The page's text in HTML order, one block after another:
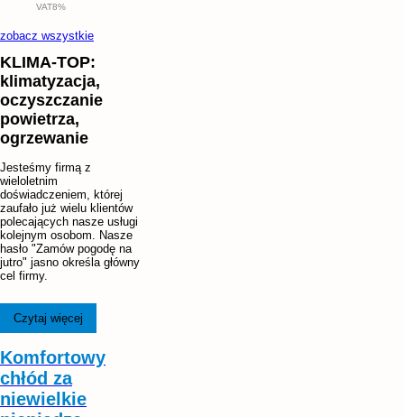
VAT8%
zobacz wszystkie
KLIMA-TOP:
klimatyzacja,
oczyszczanie
powietrza,
ogrzewanie
Jesteśmy firmą z
wieloletnim
doświadczeniem, której
zaufało już wielu klientów
polecających nasze usługi
kolejnym osobom. Nasze
hasło "Zamów pogodę na
jutro" jasno określa główny
cel firmy.
W przypadku, gdy interesuje
Państwa klimatyzacja
gdzie znajduje się nasze
biuro – serdecznie
zapraszamy do odwiedzin,
na miejscu udzielimy
szczegółowych informacji i
Czytaj więcej
Komfortowy
chłód za
niewielkie